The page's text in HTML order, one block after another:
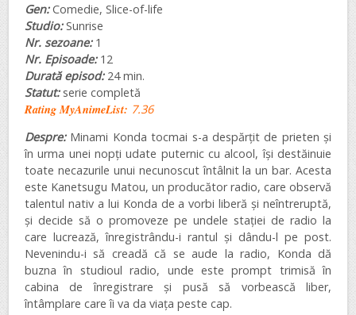
Gen: Comedie, Slice-of-life
Studio:Sunrise
Nr. sezoane:1
Nr. Episoade: 12
Durată episod:24 min.
Statut:serie completă
Rating MyAnimeList: 7.36
Despre: Minami Konda tocmai s-a despărțit de prieten și
în urma unei nopți udate puternic cu alcool, își destăinuie
toate necazurile unui necunoscut întâlnit la un bar. Acesta
este Kanetsugu Matou, un producător radio, care observă
talentul nativ a lui Konda de a vorbi liberă și neîntreruptă,
și decide să o promoveze pe undele stației de radio la
care lucrează, înregistrându-i rantul și dându-l pe post.
Nevenindu-i să creadă că se aude la radio, Konda dă
buzna în studioul radio, unde este prompt trimisă în
cabina de înregistrare și pusă să vorbească liber,
întâmplare care îi va da viața peste cap.